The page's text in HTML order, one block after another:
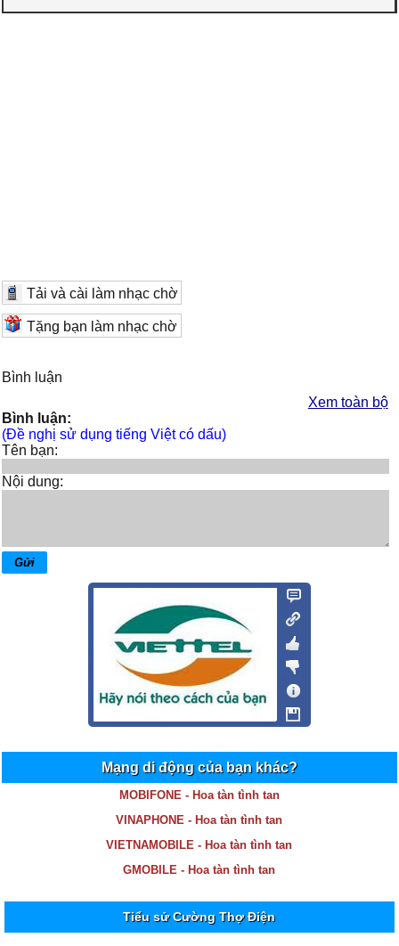
Tải và cài làm nhạc chờ
Tặng bạn làm nhạc chờ
Bình luận
Xem toàn bộ
Bình luận:
(Đề nghị sử dụng tiếng Việt có dấu)
Tên bạn:
Nội dung:
Mạng di động của bạn khác?
MOBIFONE - Hoa tàn tình tan
VINAPHONE - Hoa tàn tình tan
VIETNAMOBILE - Hoa tàn tình tan
GMOBILE - Hoa tàn tình tan
Tiểu sử Cường Thợ Điện